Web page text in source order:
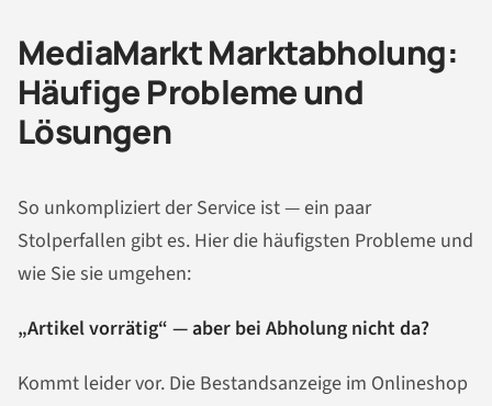
MediaMarkt Marktabholung:
Häufige Probleme und
Lösungen
So unkompliziert der Service ist — ein paar
Stolperfallen gibt es. Hier die häufigsten Probleme und
wie Sie sie umgehen:
„Artikel vorrätig“ — aber bei Abholung nicht da?
Kommt leider vor. Die Bestandsanzeige im Onlineshop